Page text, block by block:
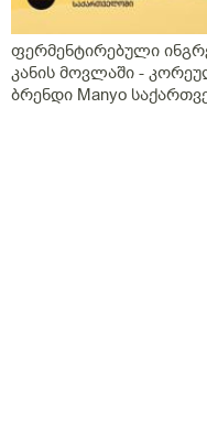
ფერმენტირებული
კანის მოვლაში -
ბრენდი Manyo